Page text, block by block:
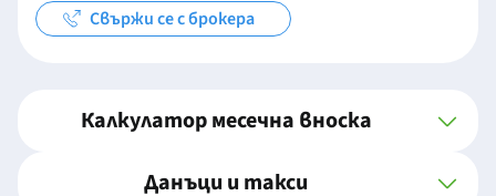
Свържи се с брокера
Калкулатор месечна вноска
Данъци и такси